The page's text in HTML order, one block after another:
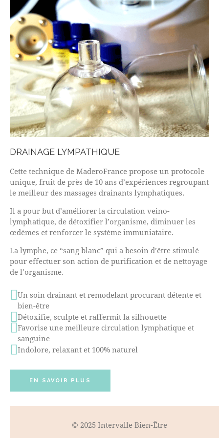
DRAINAGE LYMPATHIQUE
Cette technique de MaderoFrance propose un protocole
unique, fruit de près de 10 ans d’expériences regroupant
le meilleur des massages drainants lymphatiques.
Il a pour but d’améliorer la circulation veino-
lymphatique, de détoxifier l’organisme, diminuer les
œdèmes et renforcer le système immuniataire.
La lymphe, ce “sang blanc” qui a besoin d’être stimulé
pour effectuer son action de purification et de nettoyage
de l’organisme.
Un soin drainant et remodelant procurant détente et
bien-être
Détoxifie, sculpte et raffermit la silhouette
Favorise une meilleure circulation lymphatique et
sanguine
Indolore, relaxant et 100% naturel
EN SAVOIR PLUS
© 2025 Intervalle Bien-Être